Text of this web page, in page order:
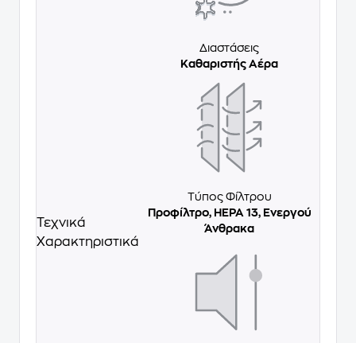
Τεχνικά
Χαρακτηριστικά
Διαστάσεις
Καθαριστής Αέρα
Τύπος Φίλτρου
Προφίλτρο, HEPA 13, Ενεργού
Άνθρακα